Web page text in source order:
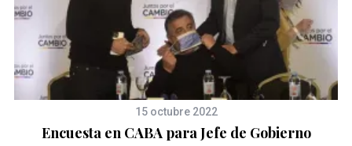
15 octubre 2022
Encuesta en CABA para Jefe de Gobierno
e
r